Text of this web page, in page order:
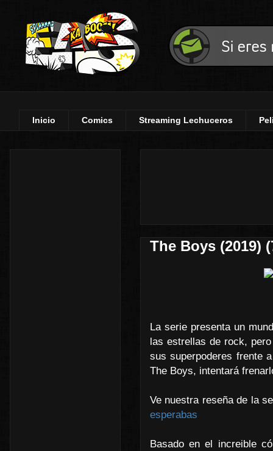
Inicio Comics Streaming Lechuceros
The Boys (2019)
La serie presenta un
las estrellas de rock,
sus superpoderes frente
The Boys, intentará
Ve nuestra reseña de la
esperabas
Basado en el increible